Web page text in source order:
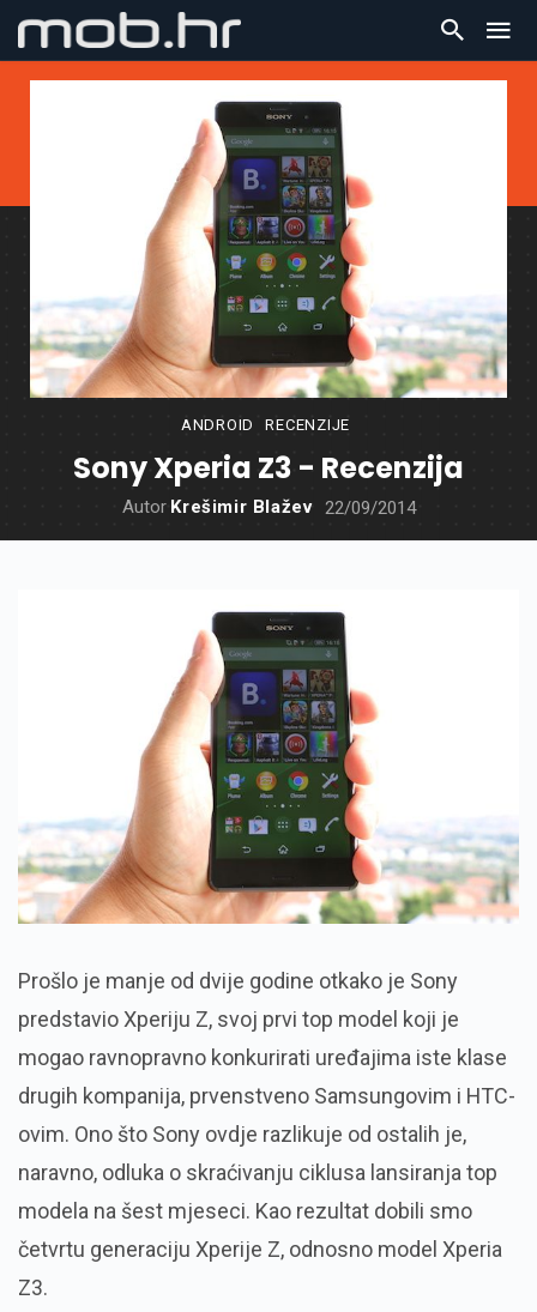
ANDROID RECENZIJE
Sony Xperia Z3 - Recenzija
Autor Krešimir Blažev 22/09/2014
Prošlo je manje od dvije godine otkako je Sony
predstavio Xperiju Z, svoj prvi top model koji je
mogao ravnopravno konkurirati uređajima iste klase
drugih kompanija, prvenstveno Samsungovim i HTC-
ovim. Ono što Sony ovdje razlikuje od ostalih je,
naravno, odluka o skraćivanju ciklusa lansiranja top
modela na šest mjeseci. Kao rezultat dobili smo
četvrtu generaciju Xperije Z, odnosno model Xperia
Z3.